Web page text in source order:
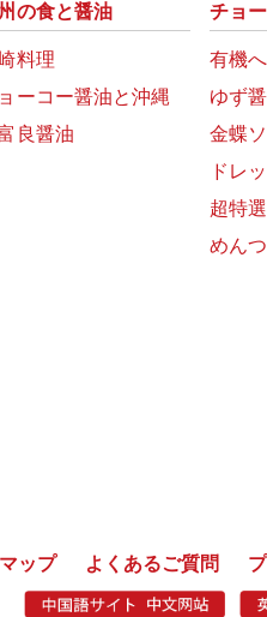
の食と醤油
料理
ーコー醤油と沖縄
良醤油
チョ
有機
ゆず
金蝶
ドレ
超特
めん
ップ よくあるご質問